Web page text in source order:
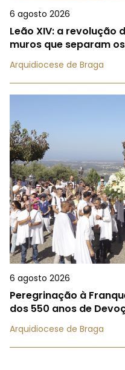
6 agosto 2026
Leão XIV: a revolução
muros que separam
Arquidiocese de Braga
6 agosto 2026
Peregrinação à
dos 550 anos de
Arquidiocese de Braga